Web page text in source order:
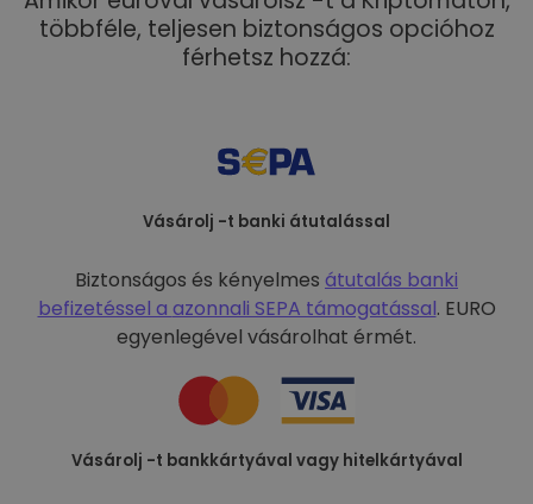
többféle, teljesen biztonságos opcióhoz
férhetsz hozzá:
Vásárolj -t banki átutalással
Biztonságos és kényelmes átutalás banki
befizetéssel a azonnali SEPA támogatással. EURO
egyenlegével vásárolhat érmét.
Vásárolj -t bankkártyával vagy hitelkártyával